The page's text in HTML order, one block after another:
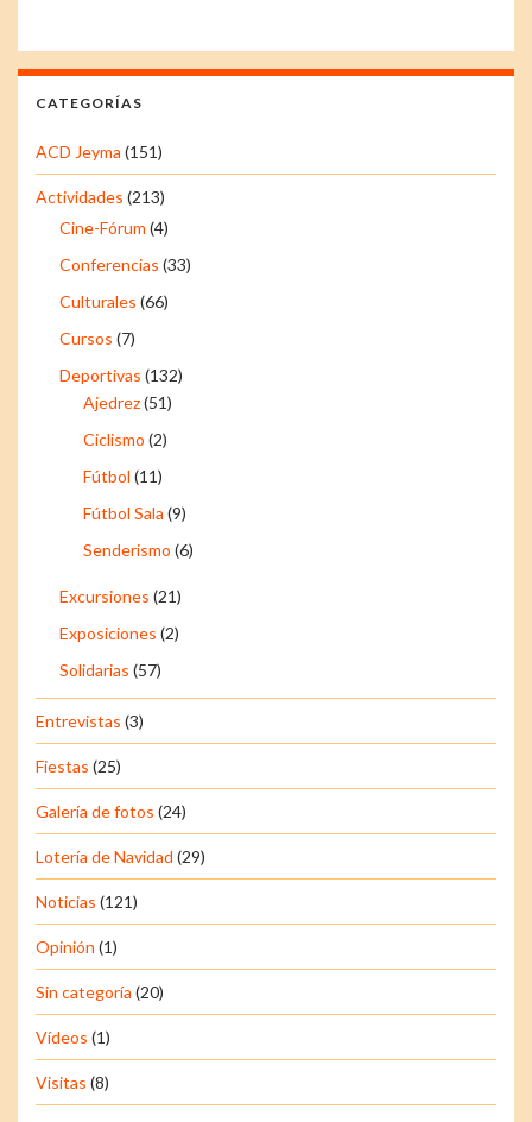
CATEGORÍAS
ACD Jeyma (151)
Actividades (213)
Cine-Fórum (4)
Conferencias (33)
Culturales (66)
Cursos (7)
Deportivas (132)
Ajedrez(51)
Ciclismo (2)
Fútbol (11)
Fútbol Sala (9)
Senderismo (6)
Excursiones (21)
Exposiciones (2)
Solidarias (57)
Entrevistas (3)
Fiestas (25)
Galería de fotos (24)
Lotería de Navidad (29)
Noticias (121)
Opinión (1)
Sin categoría (20)
Vídeos (1)
Visitas (8)